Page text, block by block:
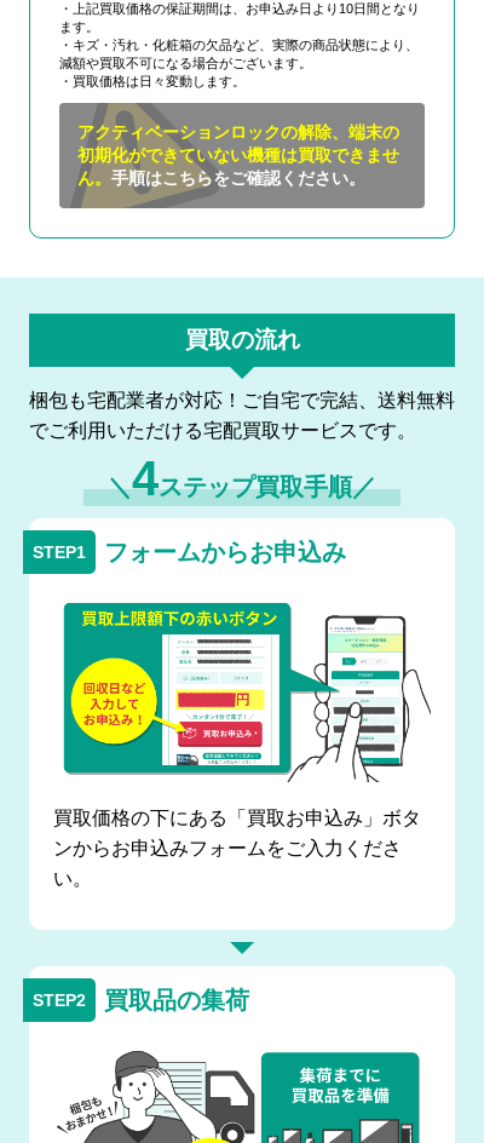
・上記買取価格の保証期間は、お申込み日より10日間となり
ます。
・キズ・汚れ・化粧箱の欠品など、実際の商品状態により、
減額や買取不可になる場合がございます。
・買取価格は日々変動します。
アクティベーションロックの解除、端末の
初期化ができていない機種は買取できませ
ん。手順はこちらをご確認ください。
買取の流れ
梱包も宅配業者が対応！ご自宅で完結、送料無料
でご利用いただける宅配買取サービスです。
＼4ステップ買取手順／
フォームからお申込み
買取価格の下にある「買取お申込み」ボタ
ンからお申込みフォームをご入力くださ
い。
買取品の集荷